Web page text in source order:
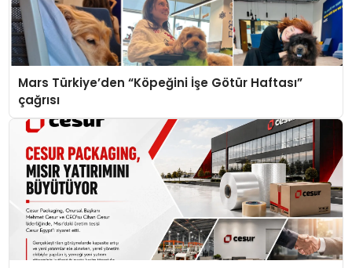
Mars Türkiye’den “Köpeğini İşe Götür Haftası”
çağrısı